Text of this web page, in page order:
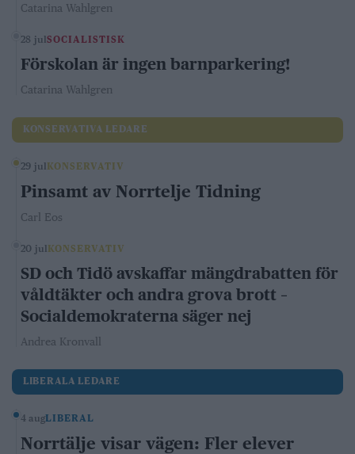
Catarina Wahlgren
28 julSOCIALISTISK
Förskolan är ingen barnparkering!
Catarina Wahlgren
KONSERVATIVA LEDARE
29 jul KONSERVATIV
Pinsamt av Norrtelje Tidning
Carl Eos
20 jul KONSERVATIV
SD och Tidö avskaffar mängdrabatten för
våldtäkter och andra grova brott –
Socialdemokraterna säger nej
Andrea Kronvall
LIBERALA LEDARE
4 augLIBERAL
Norrtälje visar vägen: Fler elever